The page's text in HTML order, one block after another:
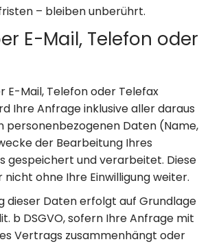
– bleiben unberührt.
E-Mail, Telefon oder
E-Mail, Telefon oder Telefax
Ihre Anfrage inklusive aller daraus
personenbezogenen Daten (Name,
der Bearbeitung Ihres
gespeichert und verarbeitet. Diese
ohne Ihre Einwilligung weiter.
dieser Daten erfolgt auf Grundlage
b DSGVO, sofern Ihre Anfrage mit
Vertrags zusammenhängt oder